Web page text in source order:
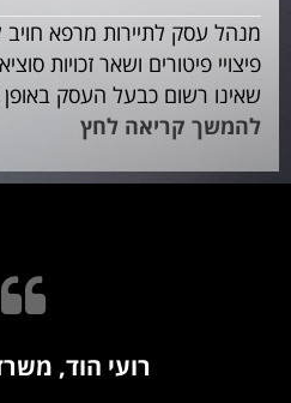
מנהל עסק לתיירות מרפא
פיצויי פיטורים ושאר זכויות
שאינו רשום כבעל העסק
להמשך קריאה לחץ
רועי הוד,